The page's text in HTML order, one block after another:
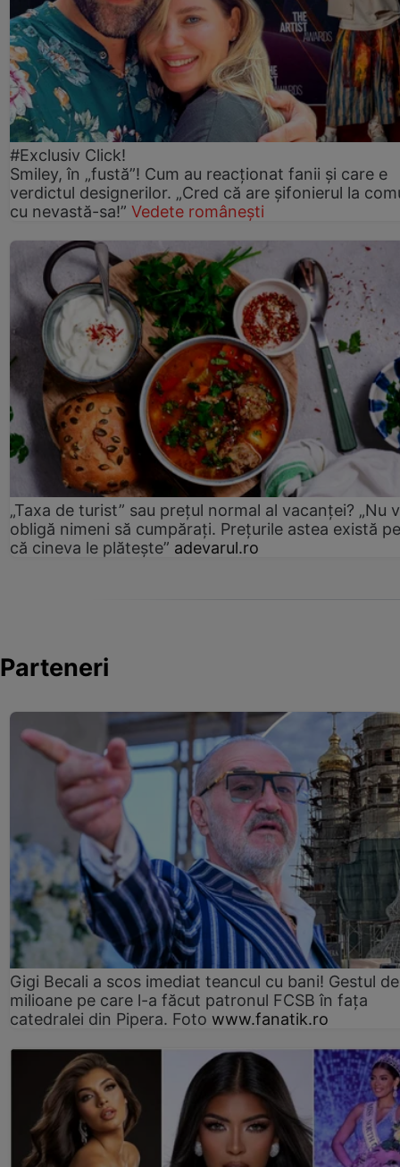
#Exclusiv Click!
Smiley, în „fustă”! Cum au reacționat fanii și care e
verdictul designerilor. „Cred că are șifonierul la
cu nevastă-sa!” Vedete românești
„Taxa de turist” sau prețul normal al vacanței? „Nu
obligă nimeni să cumpărați. Prețurile astea există
că cineva le plătește” adevarul.ro
Parteneri
Gigi Becali a scos imediat teancul cu bani! Gestul de
milioane pe care l-a făcut patronul FCSB în fața
catedralei din Pipera. Foto www.fanatik.ro